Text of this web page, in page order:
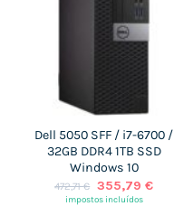
Dell 5050 SFF / i7-6700 /
32GB DDR4 1TB SSD
Windows 10
472,71€ O
preço
355,79 €O
impostos incluídos